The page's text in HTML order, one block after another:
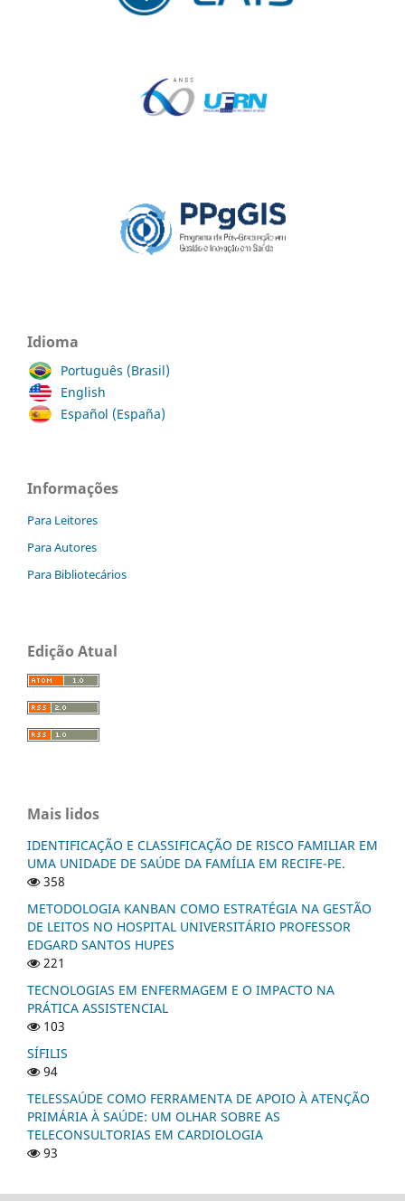
Idioma
Português (Brasil)
English
Español (España)
Informações
Para Leitores
Para Autores
Para Bibliotecários
Edição Atual
Mais lidos
IDENTIFICAÇÃO E CLASSIFICAÇÃO DE RISCO FAMILIAR EM
UMA UNIDADE DE SAÚDE DA FAMÍLIA EM RECIFE-PE.
358
METODOLOGIA KANBAN COMO ESTRATÉGIA NA GESTÃO
DE LEITOS NO HOSPITAL UNIVERSITÁRIO PROFESSOR
EDGARD SANTOS HUPES
221
TECNOLOGIAS EM ENFERMAGEM E O IMPACTO NA
PRÁTICA ASSISTENCIAL
103
SÍFILIS
94
TELESSAÚDE COMO FERRAMENTA DE APOIO À ATENÇÃO
PRIMÁRIA À SAÚDE: UM OLHAR SOBRE AS
TELECONSULTORIAS EM CARDIOLOGIA
93